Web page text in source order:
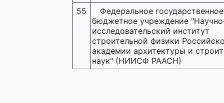
55
Федеральное государственное
бюджетное учреждение
исследовательский институт
строительной физики
академии архитектуры и
наук" (НИИСФ РААСН)